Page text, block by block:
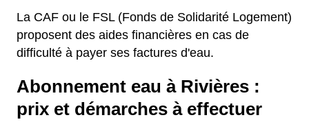
La CAF ou le FSL (Fonds de Solidarité Logement)
proposent des aides financières en cas de
difficulté à payer ses factures d'eau.
Abonnement eau à Rivières :
prix et démarches à effectuer